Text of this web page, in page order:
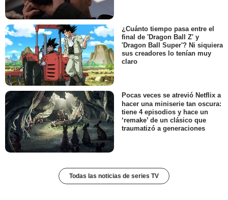
¿Cuánto tiempo pasa entre el
final de 'Dragon Ball Z' y
'Dragon Ball Super'? Ni siquiera
sus creadores lo tenían muy
claro
Pocas veces se atrevió Netflix a
hacer una miniserie tan oscura:
tiene 4 episodios y hace un
‘remake’ de un clásico que
traumatizó a generaciones
Todas las noticias de series TV